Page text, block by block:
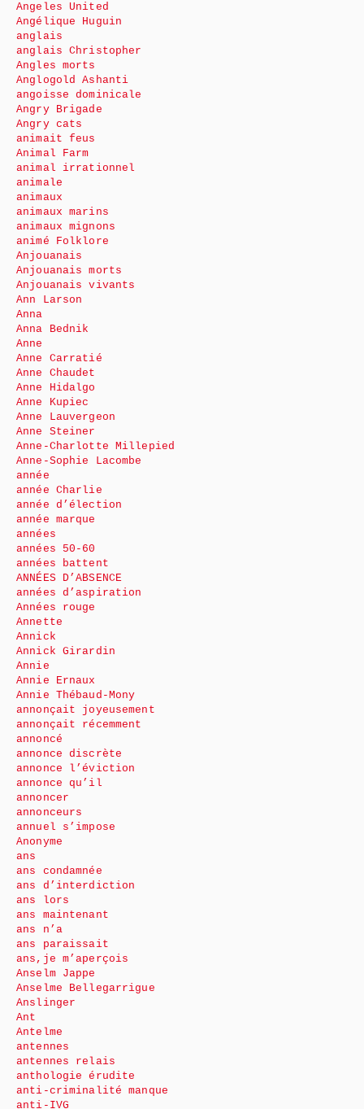
Angeles United
Angélique Huguin
anglais
anglais Christopher
Angles morts
Anglogold Ashanti
angoisse dominicale
Angry Brigade
Angry cats
animait feus
Animal Farm
animal irrationnel
animale
animaux
animaux marins
animaux mignons
animé Folklore
Anjouanais
Anjouanais morts
Anjouanais vivants
Ann Larson
Anna
Anna Bednik
Anne
Anne Carratié
Anne Chaudet
Anne Hidalgo
Anne Kupiec
Anne Lauvergeon
Anne Steiner
Anne-Charlotte Millepied
Anne-Sophie Lacombe
année
année Charlie
année d’élection
année marque
années
années 50-60
années battent
ANNÉES D’ABSENCE
années d’aspiration
Années rouge
Annette
Annick
Annick Girardin
Annie
Annie Ernaux
Annie Thébaud-Mony
annonçait joyeusement
annonçait récemment
annoncé
annonce discrète
annonce l’éviction
annonce qu’il
annoncer
annonceurs
annuel s’impose
Anonyme
ans
ans condamnée
ans d’interdiction
ans lors
ans maintenant
ans n’a
ans paraissait
ans,je m’aperçois
Anselm Jappe
Anselme Bellegarrigue
Anslinger
Ant
Antelme
antennes
antennes relais
anthologie érudite
anti-criminalité manque
anti-IVG